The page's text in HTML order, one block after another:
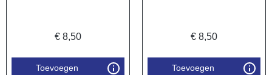
€ 8,50
Toevoegen
€ 8,50
Toevoegen